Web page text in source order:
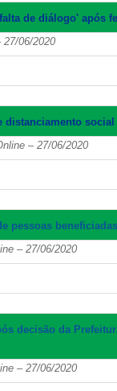
de diálogo' após
27/06/2020
distanciamento social
– 27/06/2020
pessoas
– 27/06/2020
decisão da
– 27/06/2020